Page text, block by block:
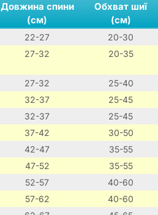
Довжина спини
(см)
Обхват шиї
(см)
22-27
20-30
27-32 20-35
27-32
25-40
32-37
25-45
32-37
25-45
37-42
30-50
42-47
35-55
47-52
35-55
52-57
40-60
57-62
40-60